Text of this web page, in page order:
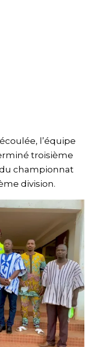
l’équipe
troisième
championnat
division.